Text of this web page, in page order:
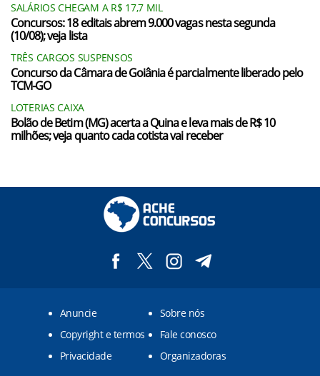
SALÁRIOS CHEGAM A R$ 17,7 MIL
Concursos: 18 editais abrem 9.000 vagas nesta segunda
(10/08); veja lista
TRÊS CARGOS SUSPENSOS
Concurso da Câmara de Goiânia é parcialmente liberado pelo
TCM-GO
LOTERIAS CAIXA
Bolão de Betim (MG) acerta a Quina e leva mais de R$ 10
milhões; veja quanto cada cotista vai receber
Anuncie
Sobre nós
Copyright e termos
Fale conosco
Privacidade
Organizadoras